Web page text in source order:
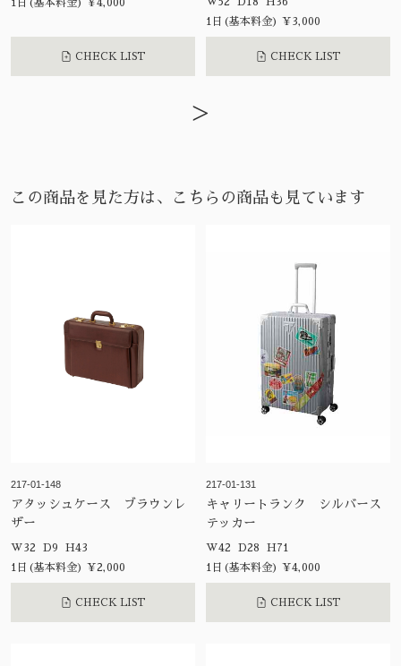
1日(基本料金) ¥4,000
CHECK LIST
1日(基本料金) ¥3,000
CHECK LIST
>
この商品を見た方は、こちらの商品も見ています
217-01-148
アタッシュケース ブラウンレ
ザー
W32 D9 H43
1日(基本料金) ¥2,000
CHECK LIST
217-01-131
キャリートランク シルバース
テッカー
W42 D28 H71
1日(基本料金) ¥4,000
CHECK LIST